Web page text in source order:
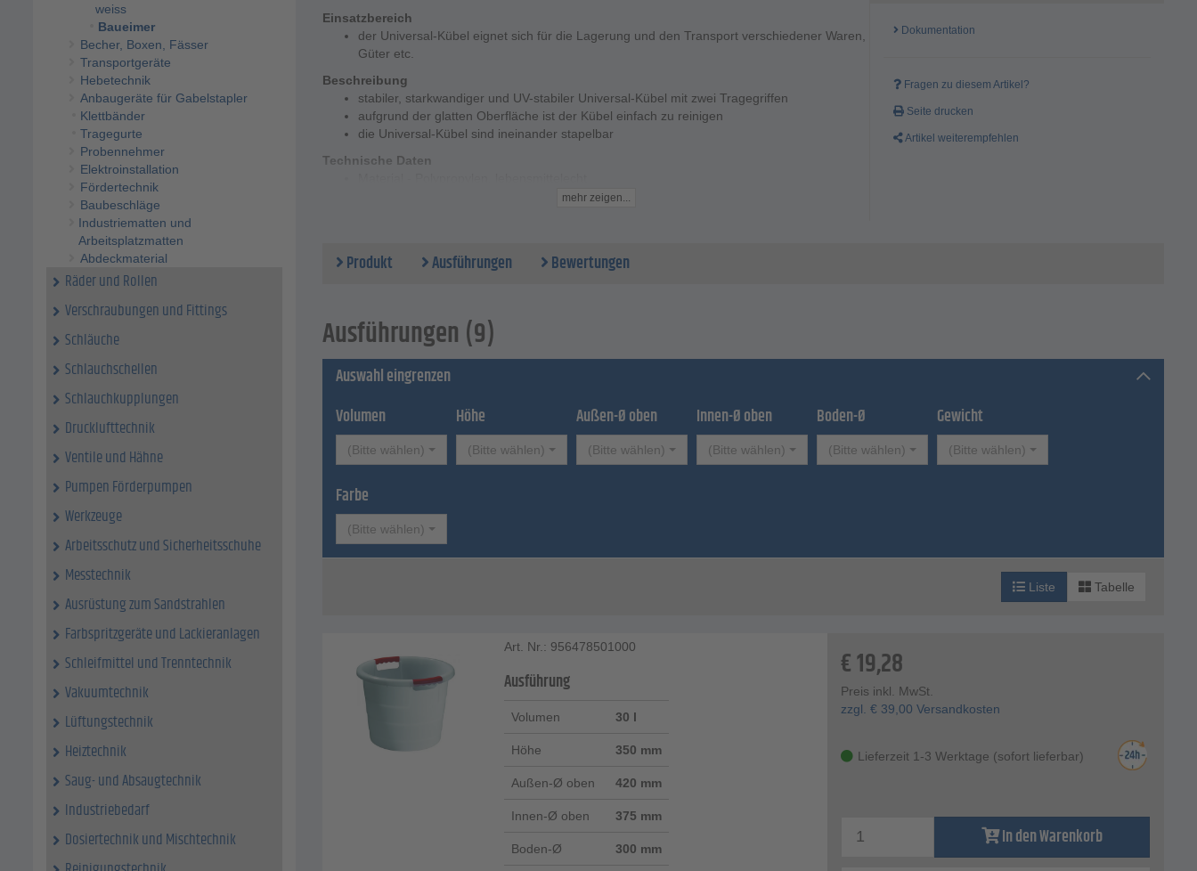
weiss
Baueimer
Becher, Boxen, Fässer
Transportgeräte
Hebetechnik
Anbaugeräte für Gabelstapler
Klettbänder
Tragegurte
Probennehmer
Elektroinstallation
Fördertechnik
Baubeschläge
Industriematten und
Arbeitsplatzmatten
Abdeckmaterial
Räder und Rollen
Verschraubungen und Fittings
Schläuche
Schlauchschellen
Schlauchkupplungen
Drucklufttechnik
Ventile und Hähne
Pumpen Förderpumpen
Werkzeuge
Arbeitsschutz und Sicherheitsschuhe
Messtechnik
Ausrüstung zum Sandstrahlen
Farbspritzgeräte und Lackieranlagen
Schleifmittel und Trenntechnik
Vakuumtechnik
Lüftungstechnik
Heiztechnik
Saug- und Absaugtechnik
Industriebedarf
Dosiertechnik und Mischtechnik
Einsatzbereich
der Universal-Kübel eignet sich für die Lagerung und den Transport verschiedener Waren,
Güter etc.
Beschreibung
stabiler, starkwandiger und UV-stabiler Universal-Kübel mit zwei Tragegriffen
aufgrund der glatten Oberfläche ist der Kübel einfach zu reinigen
die Universal-Kübel sind ineinander stapelbar
Technische Daten
Boden-Ø - 300 bis 430 mm
mehr zeigen...
Dokumentation
Fragen zu diesem Artikel?
Seite drucken
Artikel weiterempfehlen
Produkt Ausführungen Bewertungen
Ausführungen (9)
Auswahl eingrenzen
Volumen
(Bitte wählen)
Höhe
(Bitte wählen)
Außen-Ø oben
(Bitte wählen)
Innen-Ø oben
(Bitte wählen)
Boden-Ø
(Bitte wählen)
Gewicht
(Bitte wählen)
Farbe
(Bitte wählen)
Liste Tabelle
Art. Nr.: 956478501000
Ausführung
Volumen 30 l
Höhe 350 mm
Außen-Ø oben 420 mm
Innen-Ø oben 375 mm
Boden-Ø 300 mm
€19,28
Preis inkl. MwSt.
zzgl. € 39,00 Versandkosten
Lieferzeit 1-3 Werktage (sofort lieferbar)
In den Warenkorb